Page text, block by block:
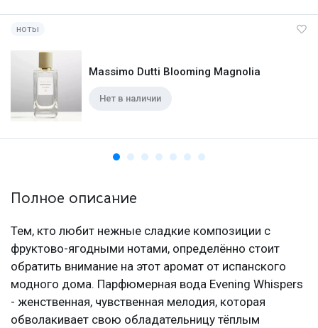
ноты
Massimo Dutti Blooming Magnolia
Нет в наличии
Полное описание
Тем, кто любит нежные сладкие композиции с
фруктово-ягодными нотами, определённо стоит
обратить внимание на этот аромат от испанского
модного дома. Парфюмерная вода Evening Whispers
- женственная, чувственная мелодия, которая
обволакивает свою обладательницу тёплым